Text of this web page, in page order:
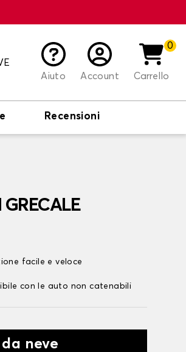
Aiuto
Account
0
Carrello
Recensioni
facile e veloce
con le auto non catenabili
neve